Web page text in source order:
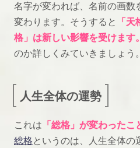
漢字
画数別
監修者
名字が変われば、名前の画数
変わります。そうすると 「
格」は新しい影響を受けます。
のか詳しくみていきましょう。
人生全体の運勢
これは 「総格」が変わった
総格というのは、人生全体